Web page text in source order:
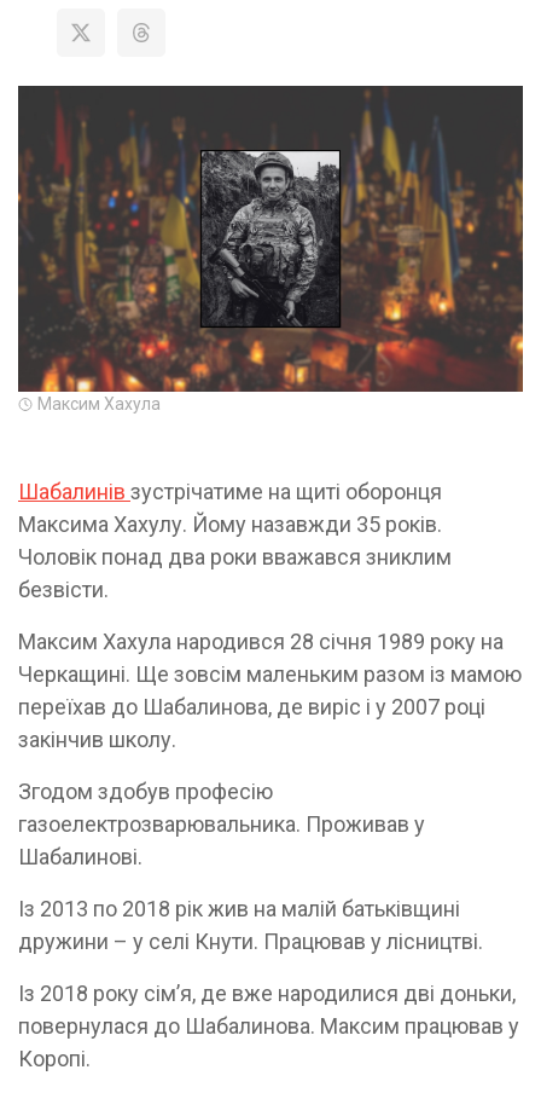
Максим Хахула
Шабалинів зустрічатиме на щиті оборонця
Максима Хахулу. Йому назавжди 35 років.
Чоловік понад два роки вважався зниклим
безвісти.
Максим Хахула народився 28 січня 1989 року на
Черкащині. Ще зовсім маленьким разом із мамою
переїхав до Шабалинова, де виріс і у 2007 році
закінчив школу.
Згодом здобув професію
газоелектрозварювальника. Проживав у
Шабалинові.
Із 2013 по 2018 рік жив на малій батьківщині
дружини – у селі Кнути. Працював у лісництві.
Із 2018 року сім’я, де вже народилися дві доньки,
повернулася до Шабалинова. Максим працював у
Коропі.